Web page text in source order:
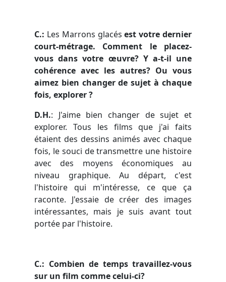
C.: Les Marrons glacés est votre dernier
court-métrage. Comment le placez-
vous dans votre œuvre? Y a-t-il une
cohérence avec les autres? Ou vous
aimez bien changer de sujet à chaque
fois, explorer ?
D.H.: J'aime bien changer de sujet et
explorer. Tous les films que j'ai faits
étaient des dessins animés avec chaque
fois, le souci de transmettre une histoire
avec des moyens économiques au
niveau graphique. Au départ, c'est
l'histoire qui m'intéresse, ce que ça
raconte. J'essaie de créer des images
intéressantes, mais je suis avant tout
portée par l'histoire.
C.: Combien de temps travaillez-vous
sur un film comme celui-ci?